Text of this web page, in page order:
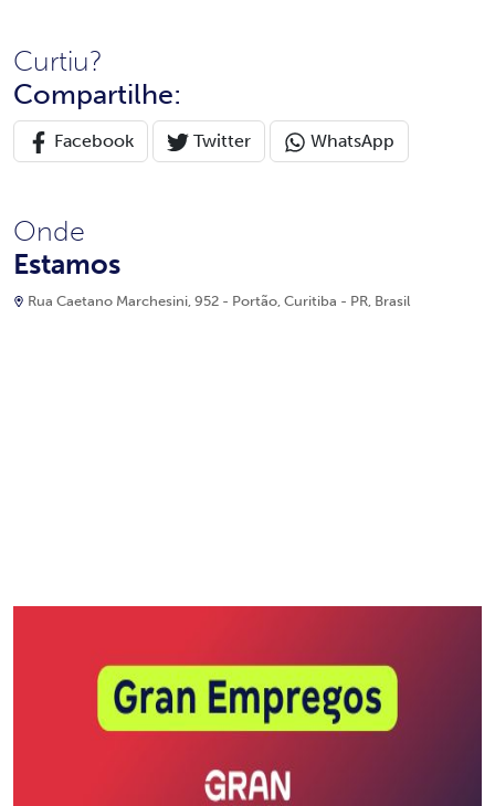
Curtiu?
Compartilhe:
Facebook Twitter WhatsApp
Onde
Estamos
Rua Caetano Marchesini, 952 - Portão, Curitiba - PR, Brasil